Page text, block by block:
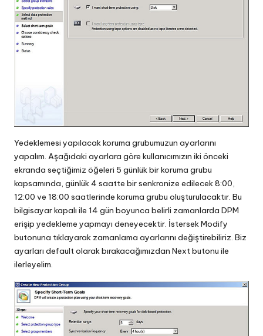
Yedeklemesi yapılacak koruma grubumuzun ayarlarını
yapalım. Aşağıdaki ayarlara göre kullanıcımızın iki önceki
ekranda seçtiğimiz öğeleri 5 günlük bir koruma grubu
kapsamında, günlük 4 saatte bir senkronize edilecek 8:00,
12:00 ve 18:00 saatlerinde koruma grubu oluşturulacaktır. Bu
bilgisayar kapalı ile 14 gün boyunca belirli zamanlarda DPM
erişip yedekleme yapmayı deneyecektir. İstersek Modify
butonuna tıklayarak zamanlama ayarlarını değiştirebiliriz. Biz
ayarları default olarak bırakacağımızdan Next butonu ile
ilerleyelim.